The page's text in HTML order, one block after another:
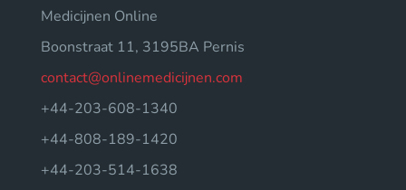
Medicijnen Online
Boonstraat 11, 3195BA Pernis
contact@onlinemedicijnen.com
+44-203-608-1340
+44-808-189-1420
+44-203-514-1638